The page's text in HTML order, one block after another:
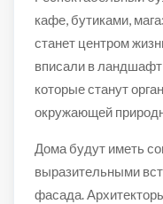
кафе, бутиками,
станет центром
вписали в
которые станут
окружающей
Дома будут иметь
выразительными
фасада.